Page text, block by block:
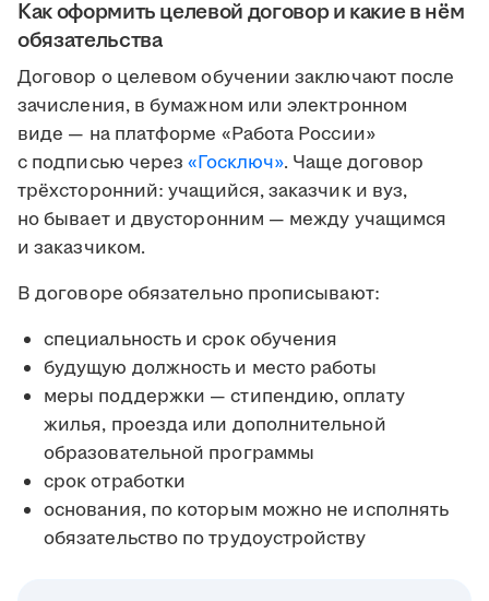
Как оформить целевой договор и какие в нём
обязательства
Договор о целевом обучении заключают после
зачисления, в бумажном или электронном
виде — на платформе «Работа России»
с подписью через«Госключ». Чаще договор
трёхсторонний: учащийся, заказчик и вуз,
но бывает и двусторонним — между учащимся
и заказчиком.
В договоре обязательно прописывают:
специальность и срок обучения
будущую должность и место работы
меры поддержки — стипендию, оплату
жилья, проезда или дополнительной
образовательной программы
срок отработки
основания, по которым можно не исполнять
обязательство по трудоустройству